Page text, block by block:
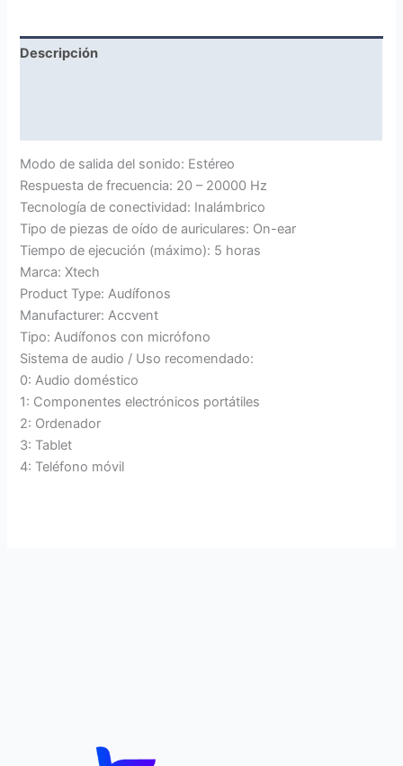
Descripción
Modo de salida del sonido: Estéreo
Respuesta de frecuencia: 20 – 20000 Hz
Tecnología de conectividad: Inalámbrico
Tipo de piezas de oído de auriculares: On-ear
Tiempo de ejecución (máximo): 5 horas
Marca: Xtech
Product Type: Audífonos
Manufacturer: Accvent
Tipo: Audífonos con micrófono
Sistema de audio / Uso recomendado:
0: Audio doméstico
1: Componentes electrónicos portátiles
2: Ordenador
3: Tablet
4: Teléfono móvil